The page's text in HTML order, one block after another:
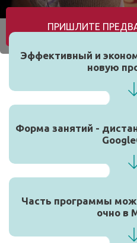
ПРИШЛИТЕ
Эффективный и
новую
Форма занятий -
Часть программы
очно в